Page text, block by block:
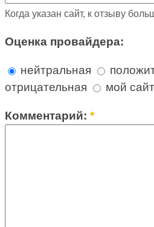
Когда указан сайт, к отзыву
Оценка провайдера:
нейтральная
отрицательная
мой
Комментарий:*